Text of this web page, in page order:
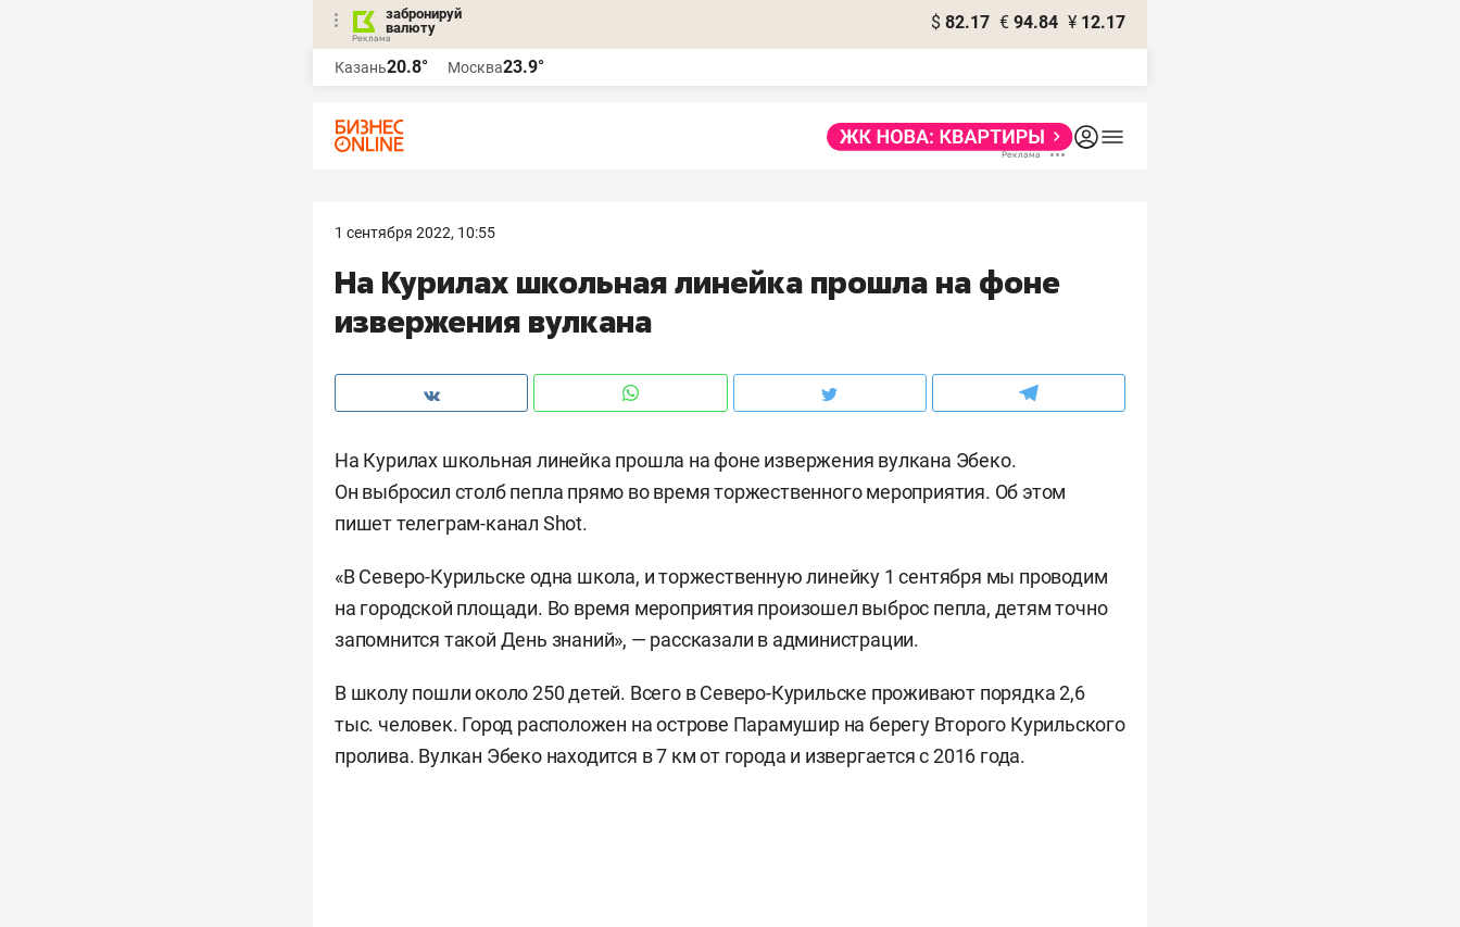
забронируй
валюту
$ 82.17 € 94.84 ¥ 12.17
Казань20.8° Москва23.9°
1 сентября 2022, 10:55
На Курилах школьная линейка прошла на фоне
извержения вулкана
На Курилах школьная линейка прошла на фоне извержения вулкана Эбеко.
Он выбросил столб пепла прямо во время торжественного мероприятия. Об этом
пишет телеграм-канал Shot.
«В Северо-Курильске одна школа, и торжественную линейку 1 сентября мы проводим
на городской площади. Во время мероприятия произошел выброс пепла, детям точно
запомнится такой День знаний», — рассказали в администрации.
В школу пошли около 250 детей. Всего в Северо-Курильске проживают порядка 2,6
тыс. человек. Город расположен на острове Парамушир на берегу Второго Курильского
пролива. Вулкан Эбеко находится в 7 км от города и извергается с 2016 года.